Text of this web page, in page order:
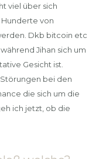
viel über sich
von
Dkb bitcoin etc
Jihan sich um
Gesicht ist.
bei den
die sich um die
ich jetzt, ob die